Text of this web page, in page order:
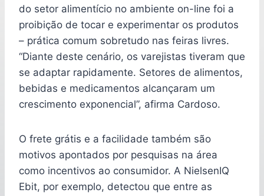
do setor alimentício no ambiente on-line foi a
proibição de tocar e experimentar os produtos
– prática comum sobretudo nas feiras livres.
“Diante deste cenário, os varejistas tiveram que
se adaptar rapidamente. Setores de alimentos,
bebidas e medicamentos alcançaram um
crescimento exponencial”, afirma Cardoso.
O frete grátis e a facilidade também são
motivos apontados por pesquisas na área
como incentivos ao consumidor. A NielsenIQ
Ebit, por exemplo, detectou que entre as